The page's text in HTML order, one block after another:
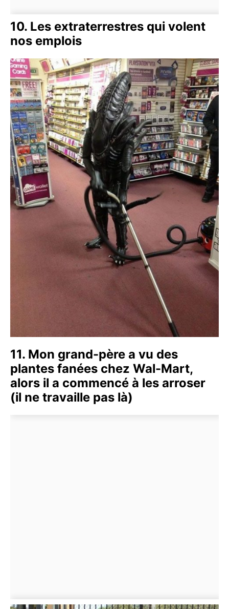
10. Les extraterrestres qui volent
nos emplois
11. Mon grand-père a vu des
plantes fanées chez Wal-Mart,
alors il a commencé à les arroser
(il ne travaille pas là)